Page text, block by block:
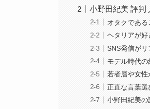
小野田紀美 評判
オタクであ
ヘタリアが
SNS発信が
モデル時代
若者層や女
正直な言葉
小野田紀美